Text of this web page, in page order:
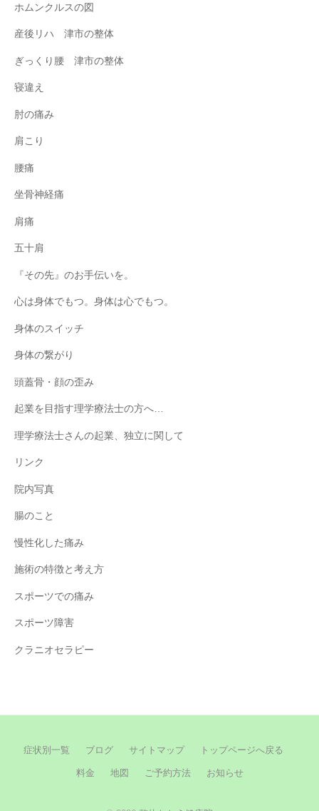
ホムンクルスの図
産後リハ 津市の整体
ぎっくり腰 津市の整体
寝違え
肘の痛み
肩こり
腰痛
坐骨神経痛
肩痛
五十肩
『その先』のお手伝いを。
心は身体でもつ。身体は心でもつ。
身体のスイッチ
身体の繋がり
頭蓋骨・顔の歪み
起業を目指す理学療法士の方へ…
理学療法士さんの起業、独立に関して
リンク
院内写真
腸のこと
慢性化した痛み
施術の特徴と考え方
スポーツでの痛み
スポーツ障害
クラニオセラピー
症状別一覧 ブログ サイトマップ トップページへ戻る
料金 地図 ご予約方法 お知らせ